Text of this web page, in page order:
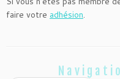
faire votre adhésion.